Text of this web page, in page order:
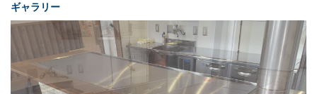
ギャラリー